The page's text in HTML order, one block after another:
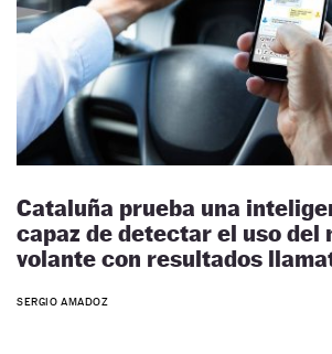
Cataluña prueba una
capaz de detectar el uso del
volante con resultados
SERGIO AMADOZ